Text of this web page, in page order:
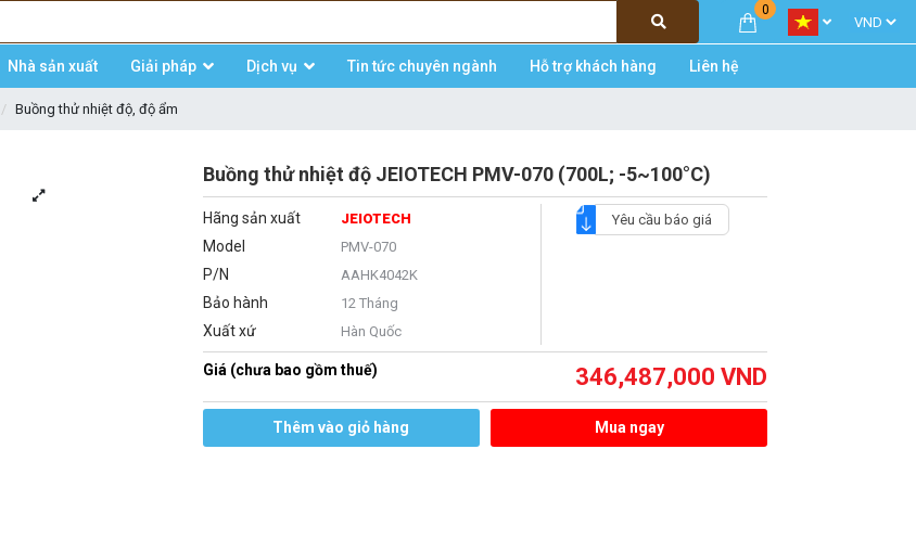
0
Nhà sản xuất Giải pháp Dịch vụ Tin tức chuyên ngành Hỗ trợ khách hàng Liên hệ
Buồng thử nhiệt độ, độ ẩm
Buồng thử nhiệt độ JEIOTECH PMV-070 (700L; -5~100°C)
Hãng sản xuất JEIOTECH
Model PMV-070
P/N AAHK4042K
Bảo hành 12 Tháng
Xuất xứ Hàn Quốc
Yêu cầu báo giá
Giá (chưa bao gồm thuế) 346,487,000 VND
Thêm vào giỏ hàng Mua ngay